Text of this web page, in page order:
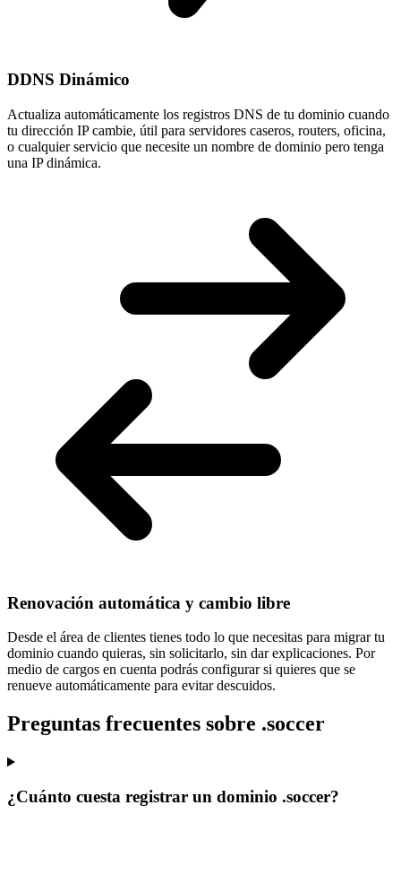
DDNS Dinámico
Actualiza automáticamente los registros DNS de tu dominio cuando
tu dirección IP cambie, útil para servidores caseros, routers, oficina,
o cualquier servicio que necesite un nombre de dominio pero tenga
una IP dinámica.
Renovación automática y cambio libre
Desde el área de clientes tienes todo lo que necesitas para migrar tu
dominio cuando quieras, sin solicitarlo, sin dar explicaciones. Por
medio de cargos en cuenta podrás configurar si quieres que se
renueve automáticamente para evitar descuidos.
Preguntas frecuentes sobre .soccer
¿Cuánto cuesta registrar un dominio .soccer?